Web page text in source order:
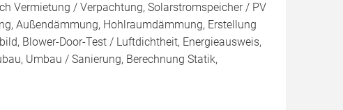
Vermietung / Verpachtung, Solarstromspeicher / PV
Außendämmung, Hohlraumdämmung, Erstellung
Blower-Door-Test / Luftdichtheit, Energieausweis,
Umbau / Sanierung, Berechnung Statik,